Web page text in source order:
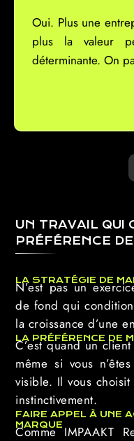
Oui. Plus une
plus la valeur
déterminante. On
UN TRAVAIL QUI
PRÉFÉRENCE
LA STRATÉGIE DE
N’est pas un
de fond qui
la croissance d’une
LA PRÉFÉRENCE DE
C’est quand un
même si vous
visible. Il vous
instinctivement.
FAIRE APPEL À UNE
MARQUE
Comme IMPAAKT